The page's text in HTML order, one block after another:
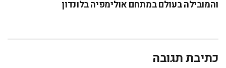
והמובילה בעולם במתחם אולימפיה בלונדון
כתיבת תגובה